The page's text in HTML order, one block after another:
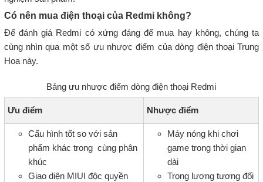
Có nên mua điện thoại của Redmi không?
Để đánh giá Redmi có xứng đáng để mua hay không, chúng ta
cùng nhìn qua một số ưu nhược điểm của dòng điện thoại Trung
Hoa này.
Bảng ưu nhược điểm dòng điện thoại Redmi
Ưu điểm Nhược điểm
Cấu hình tốt so với sản
phẩm khác trong cùng phân
khúc
Giao diện MIUI độc quyền
Máy nóng khi chơi
game trong thời gian
dài
Trọng lượng tương đối